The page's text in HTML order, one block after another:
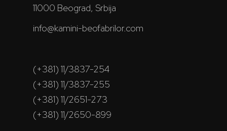
11000 Beograd, Srbija
info@kamini-beofabrilor.com
(+381) 11/3837-254
(+381) 11/3837-255
(+381) 11/2651-273
(+381) 11/2650-899